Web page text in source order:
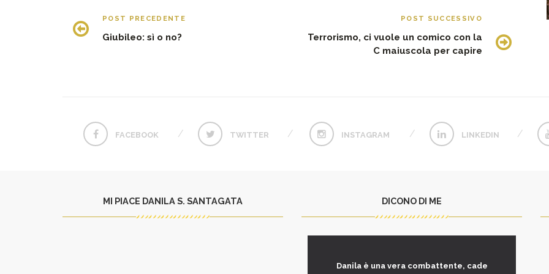
POST PRECEDENTE
Giubileo: sì o no?
POST SUCCESSIVO
Terrorismo, ci vuole un comico con la
C maiuscola per capire
FACEBOOK TWITTER INSTAGRAM LINKEDIN
MI PIACE DANILA S. SANTAGATA DICONO DI ME
Danila è una vera combattente, cade